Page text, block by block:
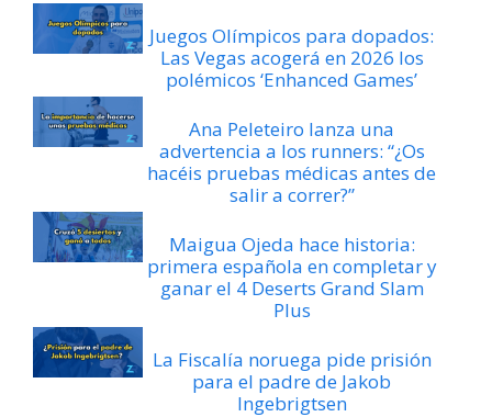
Juegos Olímpicos para dopados:
Las Vegas acogerá en 2026 los
polémicos ‘Enhanced Games’
Ana Peleteiro lanza una
advertencia a los runners: “¿Os
hacéis pruebas médicas antes de
salir a correr?”
Maigua Ojeda hace historia:
primera española en completar y
ganar el 4 Deserts Grand Slam
Plus
La Fiscalía noruega pide prisión
para el padre de Jakob
Ingebrigtsen